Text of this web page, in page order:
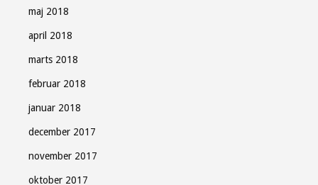
maj 2018
april 2018
marts 2018
februar 2018
januar 2018
december 2017
november 2017
oktober 2017